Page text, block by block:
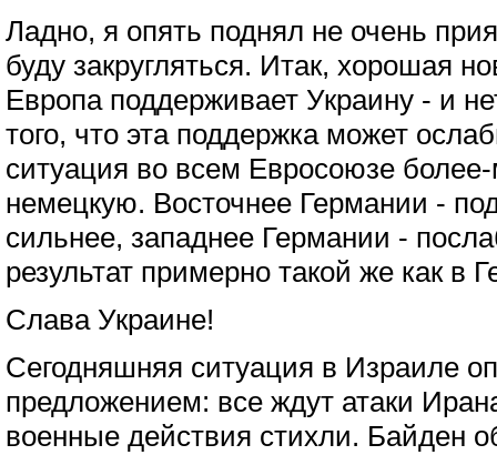
Ладно, я опять поднял не очень
буду закругляться. Итак, хорошая
Европа поддерживает Украину - и
того, что эта поддержка может
ситуация во всем Евросоюзе
немецкую. Восточнее Германии -
сильнее, западнее Германии -
результат примерно такой же как в
Слава Украине!
Сегодняшняя ситуация в Израиле
предложением: все ждут атаки
военные действия стихли. Байден